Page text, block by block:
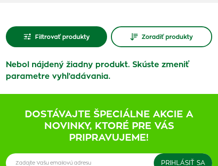
Filtrovať produkty Zoradiť produkty
Nebol nájdený žiadny produkt. Skúste zmeniť
parametre vyhľadávania.
DOSTÁVAJTE ŠPECIÁLNE AKCIE A
NOVINKY, KTORÉ PRE VÁS
PRIPRAVUJEME!